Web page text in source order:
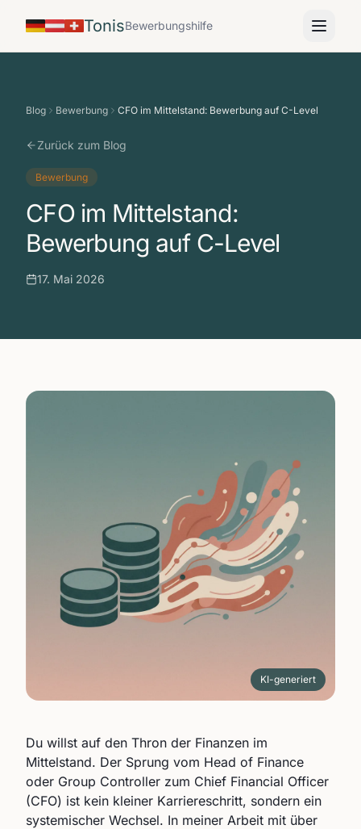
TonisBewerbungshilfe
Blog Bewerbung CFO im Mittelstand: Bewerbung auf C-Level
Zurück zum Blog
Bewerbung
CFO im Mittelstand:
Bewerbung auf C-Level
17. Mai 2026
KI-generiert
Du willst auf den Thron der Finanzen im
Mittelstand. Der Sprung vom Head of Finance
oder Group Controller zum Chief Financial Officer
(CFO) ist kein kleiner Karriereschritt, sondern ein
systemischer Wechsel. In meiner Arbeit mit über